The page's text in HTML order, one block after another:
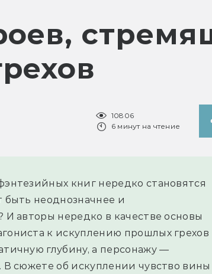
10806
6 минут на чтение
книг нередко становятся
неоднозначнее и
авторы нередко в качестве основы
к искуплению прошлых грехов
глубину, а персонажу —
сюжете об искуплении чувство вины